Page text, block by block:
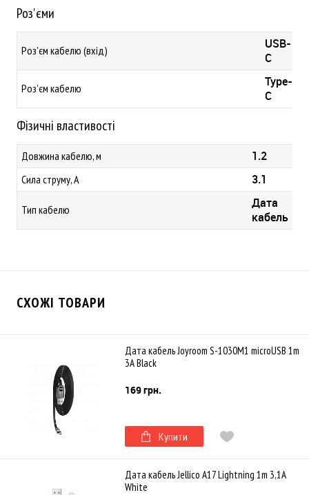
Роз'єми
Роз'єм кабелю (вхід)
USB-
C
Роз'єм кабелю
Type-
C
Фізичні властивості
Довжина кабелю, м 1.2
Сила струму, А 3.1
Тип кабелю
Дата
кабель
СХОЖІ ТОВАРИ
Дата кабель Joyroom S-1030M1 microUSB 1m
3A Black
169 грн.
Купити
Дата кабель Jellico A17 Lightning 1m 3,1A
White